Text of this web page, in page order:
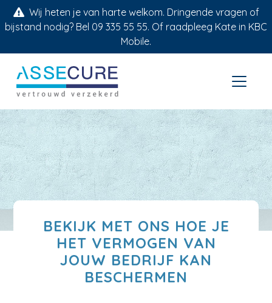
Wij heten je van harte welkom. Dringende vragen of
bijstand nodig? Bel 09 335 55 55. Of raadpleeg Kate in KBC
Mobile.
BEKIJK MET ONS HOE JE
HET VERMOGEN VAN
JOUW BEDRIJF KAN
BESCHERMEN